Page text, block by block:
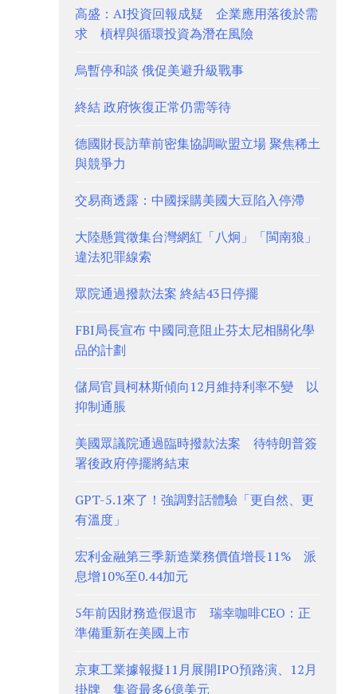
高盛：AI投資回報成疑 企業應用落後於需
求 槓桿與循環投資為潛在風險
烏暫停和談 俄促美避升級戰事
終結 政府恢復正常仍需等待
德國財長訪華前密集協調歐盟立場 聚焦稀土
與競爭力
交易商透露：中國採購美國大豆陷入停滯
大陸懸賞徵集台灣網紅「八炯」「閩南狼」
違法犯罪線索
眾院通過撥款法案 終結43日停擺
FBI局長宣布 中國同意阻止芬太尼相關化學
品的計劃
儲局官員柯林斯傾向12月維持利率不變 以
抑制通脹
美國眾議院通過臨時撥款法案 待特朗普簽
署後政府停擺將結束
GPT-5.1來了！強調對話體驗「更自然、更
有溫度」
宏利金融第三季新造業務價值增長11% 派
息增10%至0.44加元
5年前因財務造假退市 瑞幸咖啡CEO：正
準備重新在美國上市
京東工業據報擬11月展開IPO預路演、12月
掛牌 集資最多6億美元